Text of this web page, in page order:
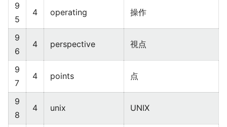
9
5
4 operating 操作
9
6
4 perspective 視点
9
7
4 points 点
9
8
4 unix UNIX